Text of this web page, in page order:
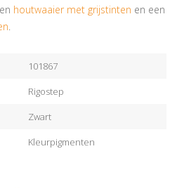
houtwaaier met grijstinten en een
.
101867
Rigostep
Zwart
Kleurpigmenten